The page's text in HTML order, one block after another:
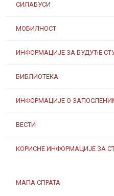
СИЛАБУСИ
МОБИЛНОСТ
ИНФОРМАЦИЈЕ ЗА БУДУЋЕ
БИБЛИОТЕКА
ИНФОРМАЦИЈЕ О
ВЕСТИ
КОРИСНЕ ИНФОРМАЦИЈЕ ЗА
МАПА СПРАТА